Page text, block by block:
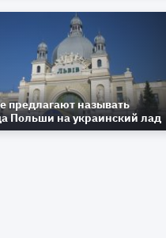
предлагают называть
Польши на украинский лад